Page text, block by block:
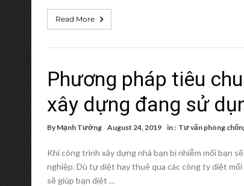
Read More
Phương pháp tiêu
xây dựng đang sử
By Mạnh Tưởng August 24, 2019 in : Tư vấn phòng
Khi công trình xây dựng nhà bạn bị nhiễm mối bạn
nghiệp. Dù tự diệt hay thuê qua các công ty diệt
sẽ giúp bạn diệt …